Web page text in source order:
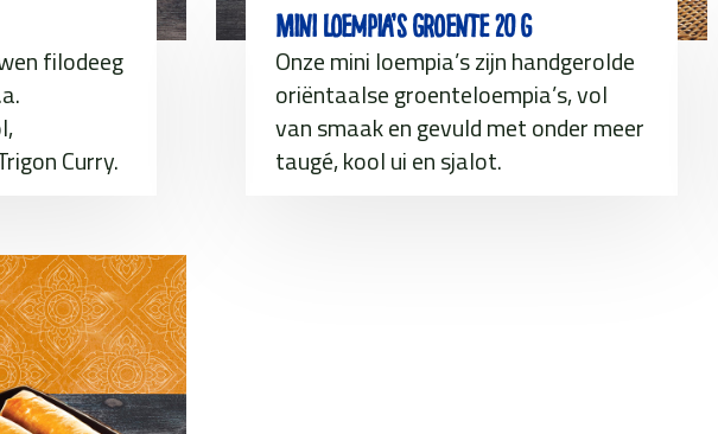
filodeeg
Curry.
Mini Loempia’s groente 20 g
Onze mini loempia’s zijn handgerolde
oriëntaalse groenteloempia’s, vol
van smaak en gevuld met onder meer
taugé, kool ui en sjalot.